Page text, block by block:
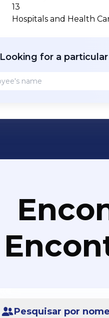
13
Hospitals and Health
Looking for a
Pesquisar por